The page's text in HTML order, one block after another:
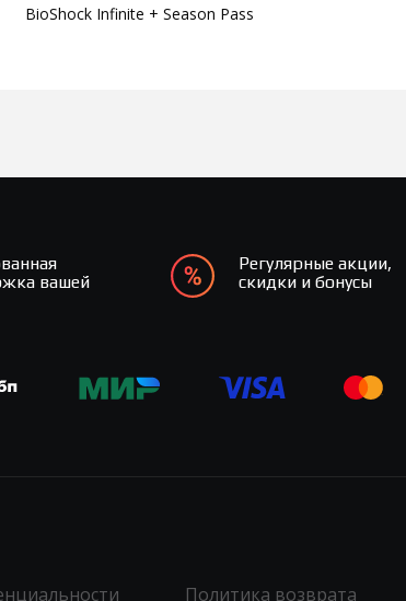
BioShock Infinite + Season Pass
вашей
Регулярные акции,
скидки и бонусы
Политика возврата